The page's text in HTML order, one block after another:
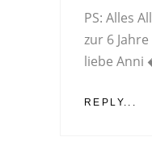
PS: Alles
zur 6
liebe
REPLY...